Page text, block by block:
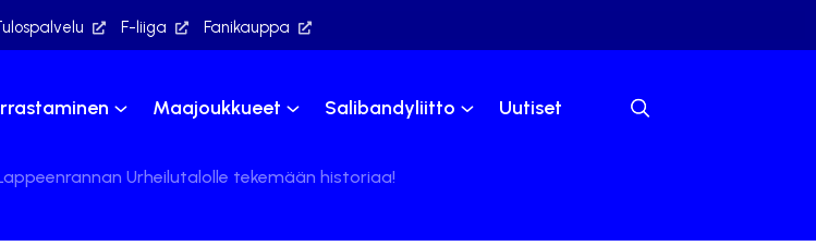
F-liiga Fanikauppa
Maajoukkueet Salibandyliitto Uutiset
Urheilutalolle tekemään historiaa!